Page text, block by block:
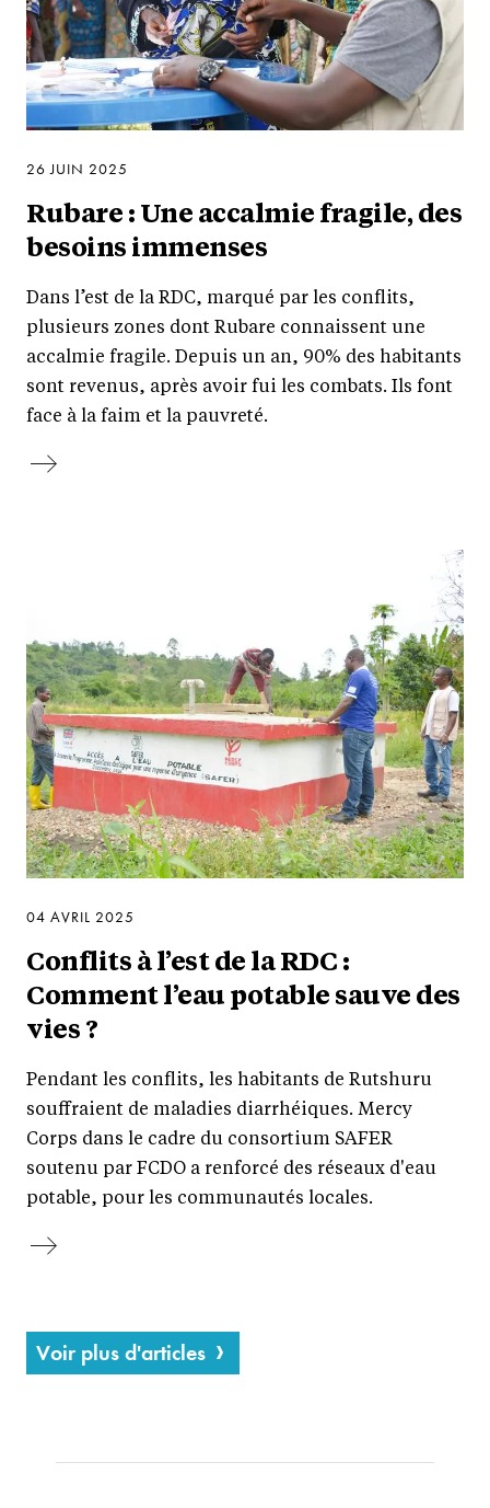
26 JUIN 2025
Rubare : Une accalmie fragile, des
besoins immenses
Dans l’est de la RDC, marqué par les conflits,
plusieurs zones dont Rubare connaissent une
accalmie fragile. Depuis un an, 90% des habitants
sont revenus, après avoir fui les combats. Ils font
face à la faim et la pauvreté.
04 AVRIL 2025
Conflits à l’est de la RDC :
Comment l’eau potable sauve des
vies ?
Pendant les conflits, les habitants de Rutshuru
souffraient de maladies diarrhéiques. Mercy
Corps dans le cadre du consortium SAFER
soutenu par FCDO a renforcé des réseaux d'eau
potable, pour les communautés locales.
Voir plus d'articles